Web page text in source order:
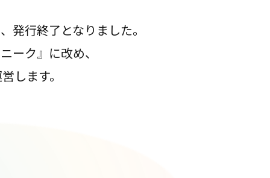
発行終了となりました。
ーク』に改め、
します。